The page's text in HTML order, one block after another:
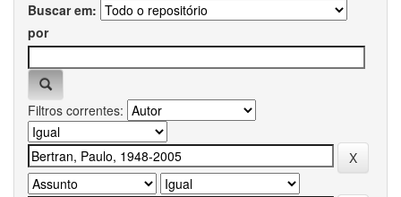
Buscar em:
por
Filtros correntes: